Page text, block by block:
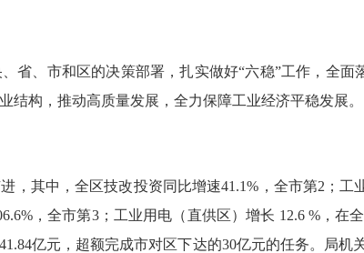
、市和区的决策部署，扎实做好“六稳”工作，全面
结构，推动高质量发展，全力保障工业经济平稳发展。
其中，全区技改投资同比增速41.1%，全市第2；工
，全市第3；工业用电（直供区）增长 12.6 %，在
亿元，超额完成市对区下达的30亿元的任务。局机